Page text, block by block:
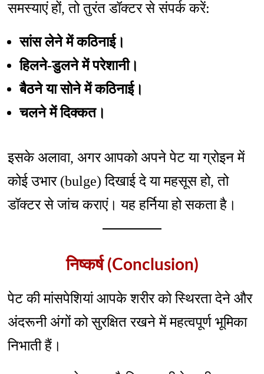
समस्याएं हों, तो तुरंत डॉक्टर से संपर्क करें:
सांस लेने में कठिनाई।
हिलने-डुलने में परेशानी।
बैठने या सोने में कठिनाई।
चलने में दिक्कत।
इसके अलावा, अगर आपको अपने पेट या ग्रोइन में
कोई उभार (bulge) दिखाई दे या महसूस हो, तो
डॉक्टर से जांच कराएं। यह हर्निया हो सकता है।
निष्कर्ष (Conclusion)
पेट की मांसपेशियां आपके शरीर को स्थिरता देने और
अंदरूनी अंगों को सुरक्षित रखने में महत्वपूर्ण भूमिका
निभाती हैं।